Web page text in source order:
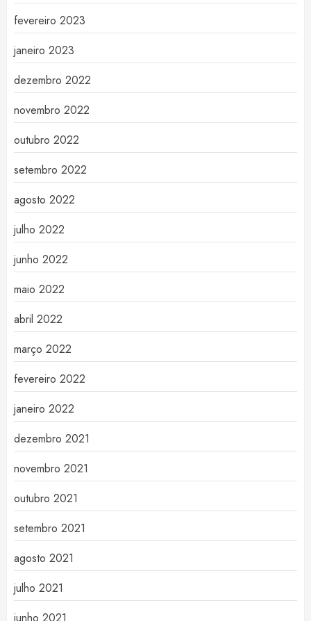
fevereiro 2023
janeiro 2023
dezembro 2022
novembro 2022
outubro 2022
setembro 2022
agosto 2022
julho 2022
junho 2022
maio 2022
abril 2022
março 2022
fevereiro 2022
janeiro 2022
dezembro 2021
novembro 2021
outubro 2021
setembro 2021
agosto 2021
julho 2021